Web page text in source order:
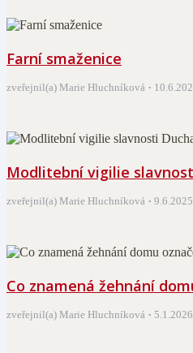
Farní smaženice
zveřejnil(a) Marie Hluchníková
Modlitební vigilie
zveřejnil(a) Marie Hluchníková 9.6.2025
Co znamená žehnání
zveřejnil(a) Marie Hluchníková 5.1.2026